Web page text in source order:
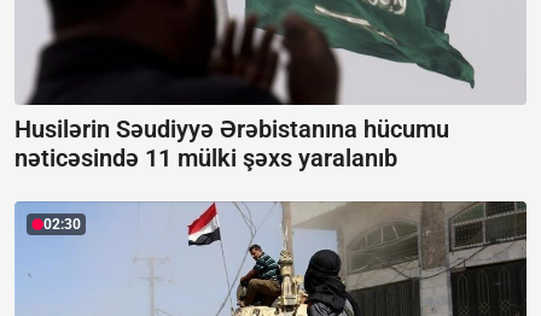
Husilərin Səudiyyə Ərəbistanına hücumu
nəticəsində 11 mülki şəxs yaralanıb
02:30